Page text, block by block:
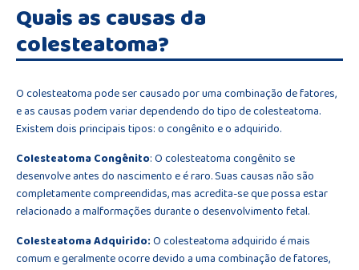
Quais as causas da
colesteatoma?
O colesteatoma pode ser causado por uma combinação de fatores,
e as causas podem variar dependendo do tipo de colesteatoma.
Existem dois principais tipos: o congênito e o adquirido.
Colesteatoma Congênito: O colesteatoma congênito se
desenvolve antes do nascimento e é raro. Suas causas não são
completamente compreendidas, mas acredita-se que possa estar
relacionado a malformações durante o desenvolvimento fetal.
Colesteatoma Adquirido:O colesteatoma adquirido é mais
comum e geralmente ocorre devido a uma combinação de fatores,